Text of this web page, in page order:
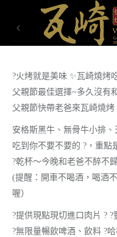
?火烤就是美味 ✨瓦崎燒烤
父親節最佳選擇~多久沒有
父親節快帶老爸來瓦崎燒烤
安格斯黑牛、無骨牛小排
吃到你不要不要的 ?，重點
?乾杯～今晚和老爸不醉不
(提醒：開車不喝酒，喝酒
喔）
?提供現點現切進口肉片 ?
?無限量暢飲啤酒、飲料 ?